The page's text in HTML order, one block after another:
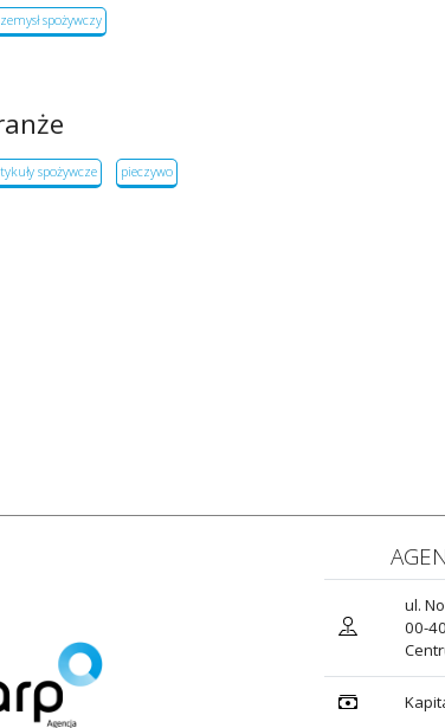
spożywczy
spożywcze pieczywo
ul.
00-